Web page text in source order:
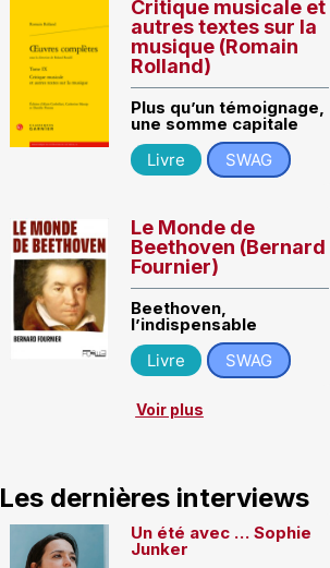
Critique musicale et
autres textes sur la
musique (Romain
Rolland)
Plus qu’un témoignage,
une somme capitale
Livre
SWAG
Le Monde de
Beethoven (Bernard
Fournier)
Beethoven,
l’indispensable
Livre
SWAG
Voir plus
Les dernières interviews
Un été avec … Sophie
Junker